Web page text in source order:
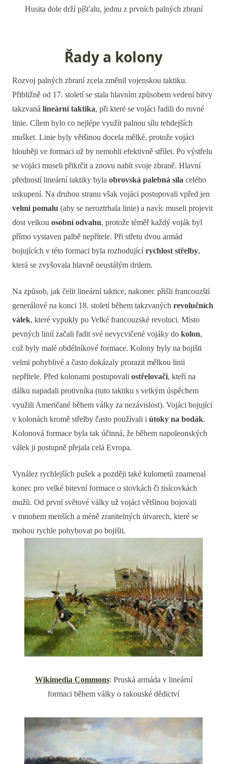
Husita dole drží píšťalu, jednu z prvních palných zbraní
Řady a kolony
Rozvoj palných zbraní zcela změnil vojenskou taktiku.
Přibližně od 17. století se stala hlavním způsobem vedení bitvy
takzvaná lineární taktika, při které se vojáci řadili do rovné
linie. Cílem bylo co nejlépe využít palnou sílu tehdejších
mušket. Linie byly většinou docela mělké, protože vojáci
hlouběji ve formaci už by nemohli efektivně střílet. Po výstřelu
se vojáci museli přikrčit a znovu nabít svoje zbraně. Hlavní
předností lineární taktiky byla obrovská palebná síla celého
uskupení. Na druhou stranu však vojáci postupovali vpřed jen
velmi pomalu (aby se neroztrhala linie) a navíc museli projevit
dost velkou osobní odvahu, protože téměř každý voják byl
přímo vystaven palbě nepřítele. Při střetu dvou armád
bojujících v této formaci byla rozhodujícírychlost střelby,
která se zvyšovala hlavně neustálým drilem.
Na způsob, jak čelit lineární taktice, nakonec přišli francouzští
generálové na konci 18. století během takzvaných revolučních
válek, které vypukly po Velké francouzské revoluci. Místo
pevných linií začali řadit své nevycvičené vojáky do kolon,
což byly malé obdélníkové formace. Kolony byly na bojišti
velmi pohyblivé a často dokázaly prorazit mělkou linii
nepřítele. Před kolonami postupovali ostřelovači, kteří na
dálku napadali protivníka (tuto taktiku s velkým úspěchem
využili Američané během války za nezávislost). Vojáci bojující
v kolonách kromě střelby často používali i útoky na bodák.
Kolonová formace byla tak účinná, že během napoleonských
válek ji postupně přejala celá Evropa.
Vynález rychlejších pušek a později také kulometů znamenal
konec pro velké bitevní formace o stovkách či tisícovkách
mužů. Od první světové války už vojáci většinou bojovali
v mnohem menších a méně zranitelných útvarech, které se
mohou rychle pohybovat po bojišti.
Wikimedia Commons: Pruská armáda v lineární
formaci během války o rakouské dědictví